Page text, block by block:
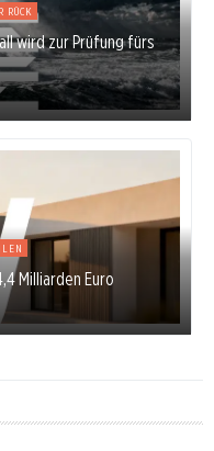
RÜCK
wird zur Prüfung fürs
Milliarden Euro